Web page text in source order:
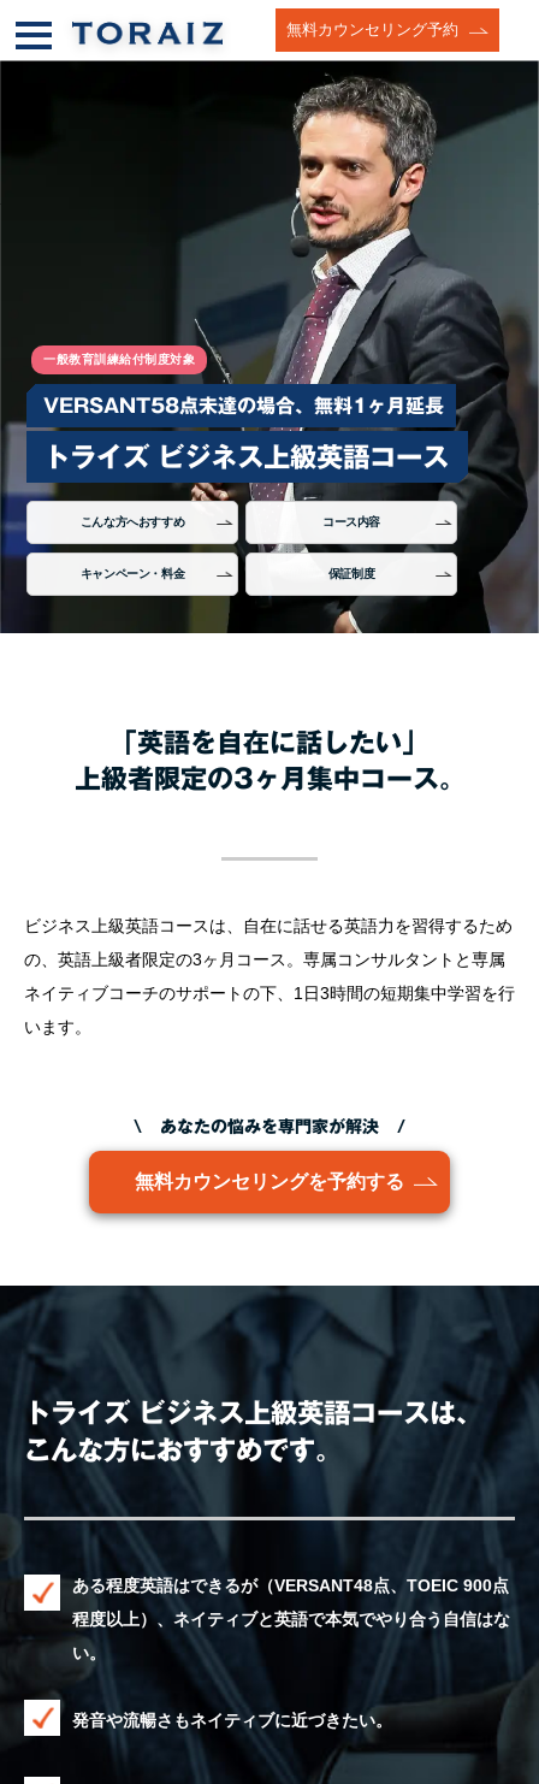
一般教育訓練給付制度対象
VERSANT58点未達の場合、無料1ヶ月延長
トライズ ビジネス上級英語コース
こんな方へおすすめ コース内容
キャンペーン・料金 保証制度
無料カウンセリング予約
「英語を自在に話したい」
上級者限定の3ヶ月集中コース。
ビジネス上級英語コースは、自在に話せる英語力を習得するため
の、英語上級者限定の3ヶ月コース。専属コンサルタントと専属
ネイティブコーチのサポートの下、1日3時間の短期集中学習を行
います。
\ あなたの悩みを専門家が解決 /
無料カウンセリングを予約する
トライズ ビジネス上級英語コースは、
こんな方におすすめです。
ある程度英語はできるが（VERSANT48点、TOEIC 900点
程度以上）、ネイティブと英語で本気でやり合う自信はな
い。
発音や流暢さもネイティブに近づきたい。